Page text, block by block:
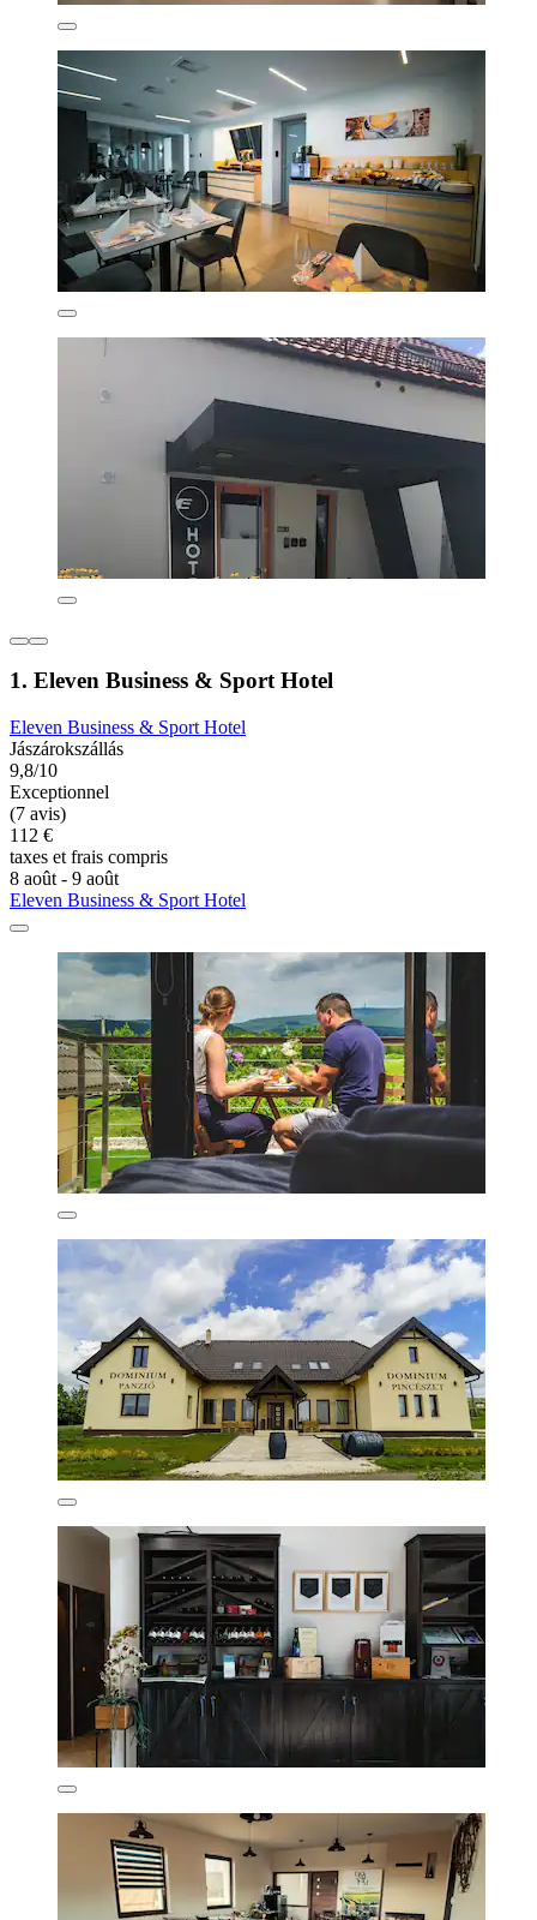
1. Eleven Business & Sport Hotel
Eleven Business & Sport Hotel
Jászárokszállás
9,8/10
Exceptionnel
(7 avis)
112 €
taxes et frais compris
8 août - 9 août
Eleven Business & Sport Hotel